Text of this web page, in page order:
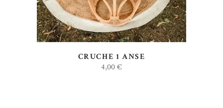
CRUCHE 1 ANSE
4,00€